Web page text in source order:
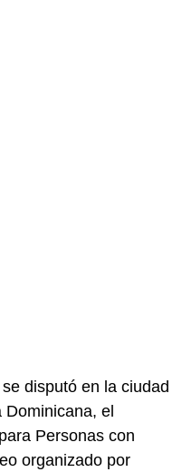
disputó en la ciudad
Dominicana, el
Personas con
organizado por